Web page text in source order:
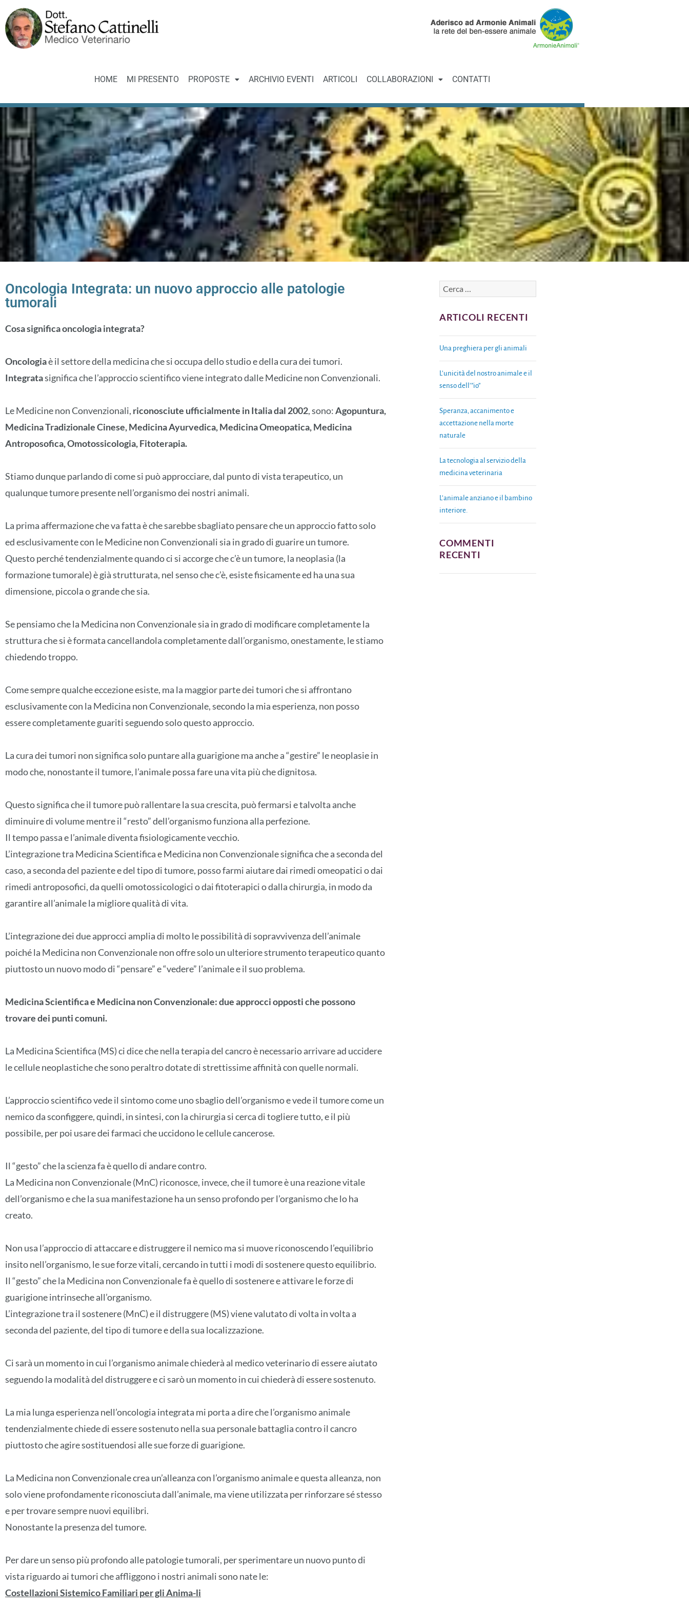
HOME MI PRESENTO PROPOSTE ARCHIVIO EVENTI ARTICOLI COLLABORAZIONI CONTATTI
Oncologia Integrata: un nuovo approccio alle patologie
tumorali
Cosa significa oncologia integrata?
Oncologiaè il settore della medicina che si occupa dello studio e della cura dei tumori.
Integratasignifica che l’approccio scientifico viene integrato dalle Medicine non Convenzionali.
Le Medicine non Convenzionali, riconosciute ufficialmente in Italia dal 2002, sono:Agopuntura,
Medicina Tradizionale Cinese, Medicina Ayurvedica, Medicina Omeopatica, Medicina
Antroposofica, Omotossicologia, Fitoterapia.
Stiamo dunque parlando di come si può approcciare, dal punto di vista terapeutico, un
qualunque tumore presente nell’organismo dei nostri animali.
La prima affermazione che va fatta è che sarebbe sbagliato pensare che un approccio fatto solo
ed esclusivamente con le Medicine non Convenzionali sia in grado di guarire un tumore.
Questo perché tendenzialmente quando ci si accorge che c’è un tumore, la neoplasia (la
formazione tumorale) è già strutturata, nel senso che c’è, esiste fisicamente ed ha una sua
dimensione, piccola o grande che sia.
Se pensiamo che la Medicina non Convenzionale sia in grado di modificare completamente la
struttura che si è formata cancellandola completamente dall’organismo, onestamente, le stiamo
chiedendo troppo.
Come sempre qualche eccezione esiste, ma la maggior parte dei tumori che si affrontano
esclusivamente con la Medicina non Convenzionale, secondo la mia esperienza, non posso
essere completamente guariti seguendo solo questo approccio.
La cura dei tumori non significa solo puntare alla guarigione ma anche a “gestire” le neoplasie in
modo che, nonostante il tumore, l’animale possa fare una vita più che dignitosa.
Questo significa che il tumore può rallentare la sua crescita, può fermarsi e talvolta anche
diminuire di volume mentre il “resto” dell’organismo funziona alla perfezione.
Il tempo passa e l’animale diventa fisiologicamente vecchio.
L’integrazione tra Medicina Scientifica e Medicina non Convenzionale significa che a seconda del
caso, a seconda del paziente e del tipo di tumore, posso farmi aiutare dai rimedi omeopatici o dai
rimedi antroposofici, da quelli omotossicologici o dai fitoterapici o dalla chirurgia, in modo da
garantire all’animale la migliore qualità di vita.
L’integrazione dei due approcci amplia di molto le possibilità di sopravvivenza dell’animale
poiché la Medicina non Convenzionale non offre solo un ulteriore strumento terapeutico quanto
piuttosto un nuovo modo di “pensare” e “vedere” l’animale e il suo problema.
Medicina Scientifica e Medicina non Convenzionale: due approcci opposti che possono
trovare dei punti comuni.
La Medicina Scientifica (MS) ci dice che nella terapia del cancro è necessario arrivare ad uccidere
le cellule neoplastiche che sono peraltro dotate di strettissime affinità con quelle normali.
L’approccio scientifico vede il sintomo come uno sbaglio dell’organismo e vede il tumore come un
nemico da sconfiggere, quindi, in sintesi, con la chirurgia si cerca di togliere tutto, e il più
possibile, per poi usare dei farmaci che uccidono le cellule cancerose.
Il “gesto” che la scienza fa è quello di andare contro.
La Medicina non Convenzionale (MnC) riconosce, invece, che il tumore è una reazione vitale
dell’organismo e che la sua manifestazione ha un senso profondo per l’organismo che lo ha
creato.
Non usa l’approccio di attaccare e distruggere il nemico ma si muove riconoscendo l’equilibrio
insito nell’organismo, le sue forze vitali, cercando in tutti i modi di sostenere questo equilibrio.
Il “gesto” che la Medicina non Convenzionale fa è quello di sostenere e attivare le forze di
guarigione intrinseche all’organismo.
L’integrazione tra il sostenere (MnC) e il distruggere (MS) viene valutato di volta in volta a
seconda del paziente, del tipo di tumore e della sua localizzazione.
Ci sarà un momento in cui l’organismo animale chiederà al medico veterinario di essere aiutato
seguendo la modalità del distruggere e ci sarò un momento in cui chiederà di essere sostenuto.
La mia lunga esperienza nell’oncologia integrata mi porta a dire che l’organismo animale
tendenzialmente chiede di essere sostenuto nella sua personale battaglia contro il cancro
piuttosto che agire sostituendosi alle sue forze di guarigione.
La Medicina non Convenzionale crea un’alleanza con l’organismo animale e questa alleanza, non
solo viene profondamente riconosciuta dall’animale, ma viene utilizzata per rinforzare sé stesso
e per trovare sempre nuovi equilibri.
Nonostante la presenza del tumore.
Per dare un senso più profondo alle patologie tumorali, per sperimentare un nuovo punto di
vista riguardo ai tumori che affliggono i nostri animali sono nate le:
Costellazioni Sistemico Familiari per gli Anima-li
ARTICOLI RECENTI
Una preghiera per gli animali
L’unicità del nostro animale e il
senso dell’”io”
Speranza, accanimento e
accettazione nella morte
naturale
La tecnologia al servizio della
medicina veterinaria
L’animale anziano e il bambino
interiore.
COMMENTI
RECENTI